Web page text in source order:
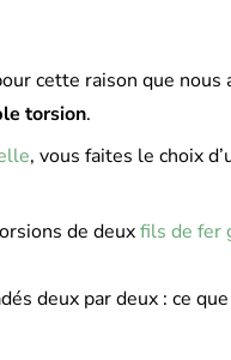
cette raison que nous
torsion.
, vous faites le choix
de deuxfils de fer
deux par deux : ce que